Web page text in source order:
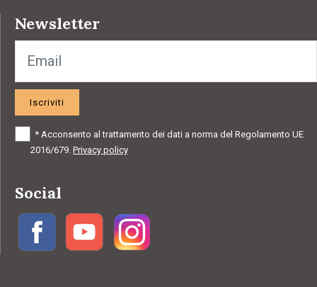
Newsletter
Iscriviti
* Acconsento al trattamento dei dati a norma del Regolamento UE
2016/679. Privacy policy
Social